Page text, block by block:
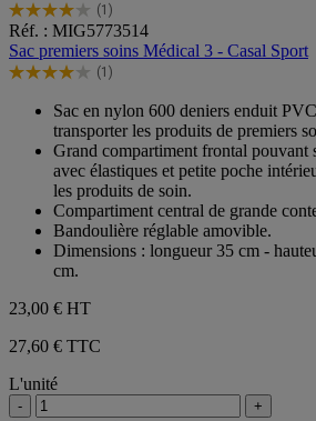
(1)
4.0
sur
5
étoiles.
avis
Réf. : MIG5773514
Sac premiers soins Médical 3 - Casal Sport
(1)
4.0
étoiles.
Sac en nylon 600 deniers enduit
transporter les produits de premiers
Grand compartiment frontal pouvant
avec élastiques et petite poche
les produits de soin.
Compartiment central de grande
Bandoulière réglable amovible.
Dimensions : longueur 35 cm -
cm.
23,00 € HT
27,60 € TTC
L'unité
- +